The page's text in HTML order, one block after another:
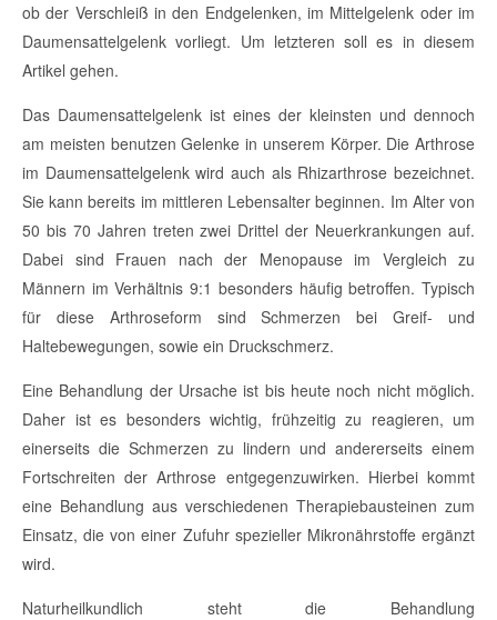
ob der Verschleiß in den Endgelenken, im Mittelgelenk oder im
Daumensattelgelenk vorliegt. Um letzteren soll es in diesem
Artikel gehen.
Das Daumensattelgelenk ist eines der kleinsten und dennoch
am meisten benutzen Gelenke in unserem Körper. Die Arthrose
im Daumensattelgelenk wird auch als Rhizarthrose bezeichnet.
Sie kann bereits im mittleren Lebensalter beginnen. Im Alter von
50 bis 70 Jahren treten zwei Drittel der Neuerkrankungen auf.
Dabei sind Frauen nach der Menopause im Vergleich zu
Männern im Verhältnis 9:1 besonders häufig betroffen. Typisch
für diese Arthroseform sind Schmerzen bei Greif- und
Haltebewegungen, sowie ein Druckschmerz.
Eine Behandlung der Ursache ist bis heute noch nicht möglich.
Daher ist es besonders wichtig, frühzeitig zu reagieren, um
einerseits die Schmerzen zu lindern und andererseits einem
Fortschreiten der Arthrose entgegenzuwirken. Hierbei kommt
eine Behandlung aus verschiedenen Therapiebausteinen zum
Einsatz, die von einer Zufuhr spezieller Mikronährstoffe ergänzt
wird.
Naturheilkundlich steht die Behandlung